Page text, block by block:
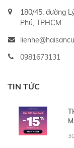
180/45, đường
Phú, TPHCM
0981673131
TIN TỨC